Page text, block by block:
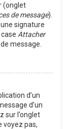
(onglet
de message).
signature
Attacher
message.
d’un
d’un
sur l’onglet
voyez pas,